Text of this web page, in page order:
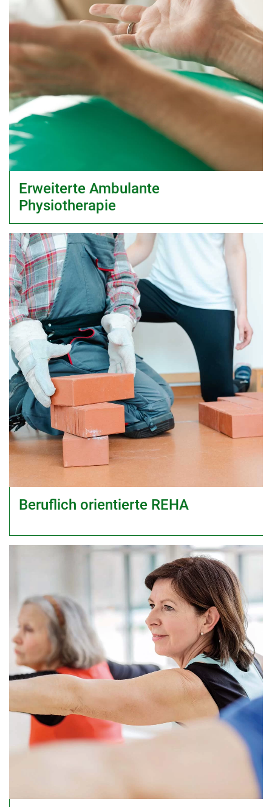
Erweiterte Ambulante
Physiotherapie
Beruflich orientierte REHA